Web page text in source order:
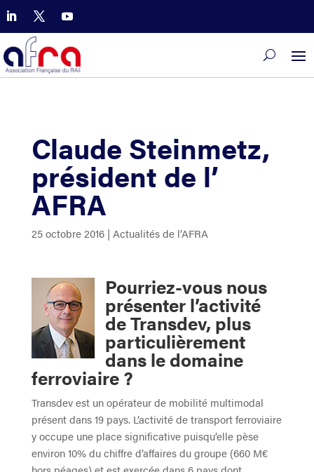
Claude Steinmetz,
président de l’
AFRA
25 octobre 2016| Actualités de l’AFRA
Pourriez-vous nous
présenter l’activité
de Transdev, plus
particulièrement
dans le domaine
ferroviaire ?
Transdev est un opérateur de mobilité multimodal
présent dans 19 pays. L’activité de transport ferroviaire
y occupe une place significative puisqu’elle pèse
environ 10% du chiffre d’affaires du groupe (660 M€